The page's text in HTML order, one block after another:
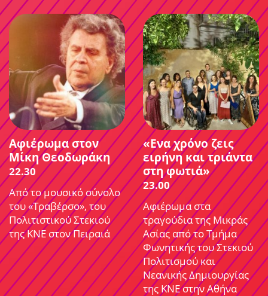
Αφιέρωμα στον
Μίκη Θεοδωράκη
22.30
Aπό το μουσικό σύνολο
του «Τραβέρσο», του
Πολιτιστικού Στεκιού
της ΚΝΕ στον Πειραιά
«Ενα χρόνο ζεις
ειρήνη και τριάντα
στη φωτιά»
23.00
Αφιέρωμα στα
τραγούδια της Μικράς
Ασίας από το Τμήμα
Φωνητικής του Στεκιού
Πολιτισμού και
Νεανικής Δημιουργίας
της ΚΝΕ στην Αθήνα